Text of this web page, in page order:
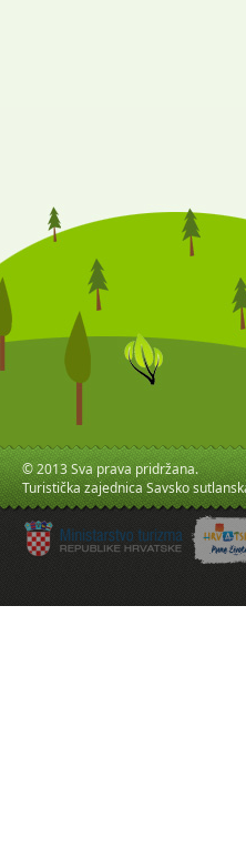
© 2013 Sva prava pridržana.
Turistička zajednica Savsko